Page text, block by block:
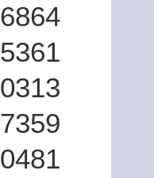
6864
5361
0313
7359
0481